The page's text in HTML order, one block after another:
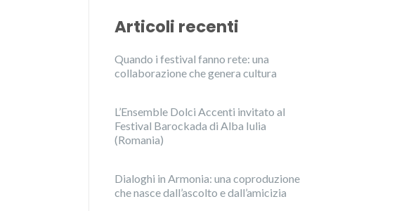
Articoli recenti
Quando i festival fanno rete: una
collaborazione che genera cultura
L’Ensemble Dolci Accenti invitato al
Festival Barockada di Alba Iulia
(Romania)
Dialoghi in Armonia: una coproduzione
che nasce dall’ascolto e dall’amicizia